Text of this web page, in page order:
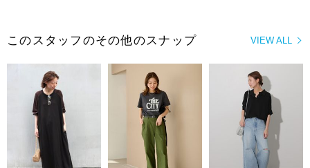
VIEW ALL
このスタッフのその他のスナップ